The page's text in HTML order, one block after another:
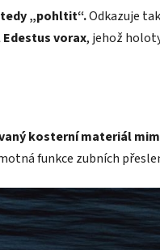
tedy „pohltit“.Odkazuje
vorax, jehož
kosterní materiál
funkce zubních